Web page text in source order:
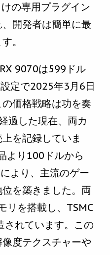
の専用プラグイン
開発者は簡単に最
。
9070は599ドル
定で2025年3月6日
価格戦略は功を奏
過した現在、両カ
を記録していま
より100ドルから
より、主流のゲー
を築きました。両
リを搭載し、TSMC
れています。この
度テクスチャーや